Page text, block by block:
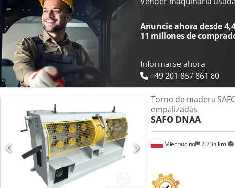
Motor de accionamiento del cabezal de corte: 18,5 kW - avance/
- 3 rodillos de tracción dentados - Cabezal de 4 cuchillas - 3 rodillos de
dimensiones largo/ancho/alto: 2630x1240x1400mm - peso: 1600kg
Anuncie ahora desde
11 millones de
Informarse ahora
+49 201 857 861 80
Miechucino 2.236 km
Torno de madera
empalizadas
SAFO DNAA